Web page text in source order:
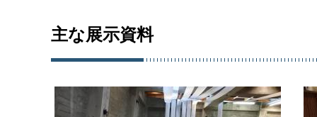
主な展示資料